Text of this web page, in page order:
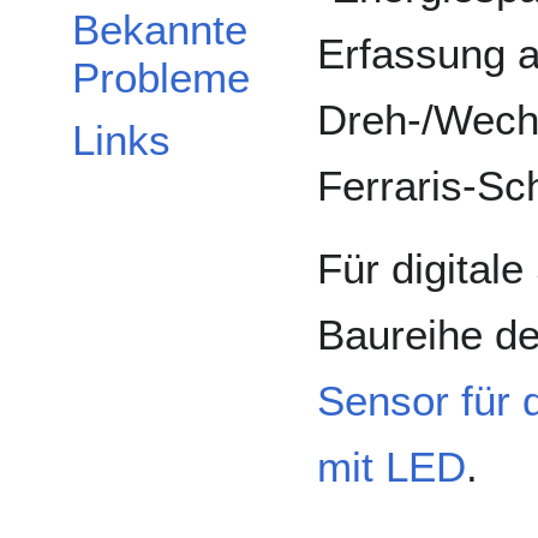
Bekannte
Probleme
Links
Erfassung
Dreh-/
Ferraris-
Für
Baureihe
Sensor für
mit LED.